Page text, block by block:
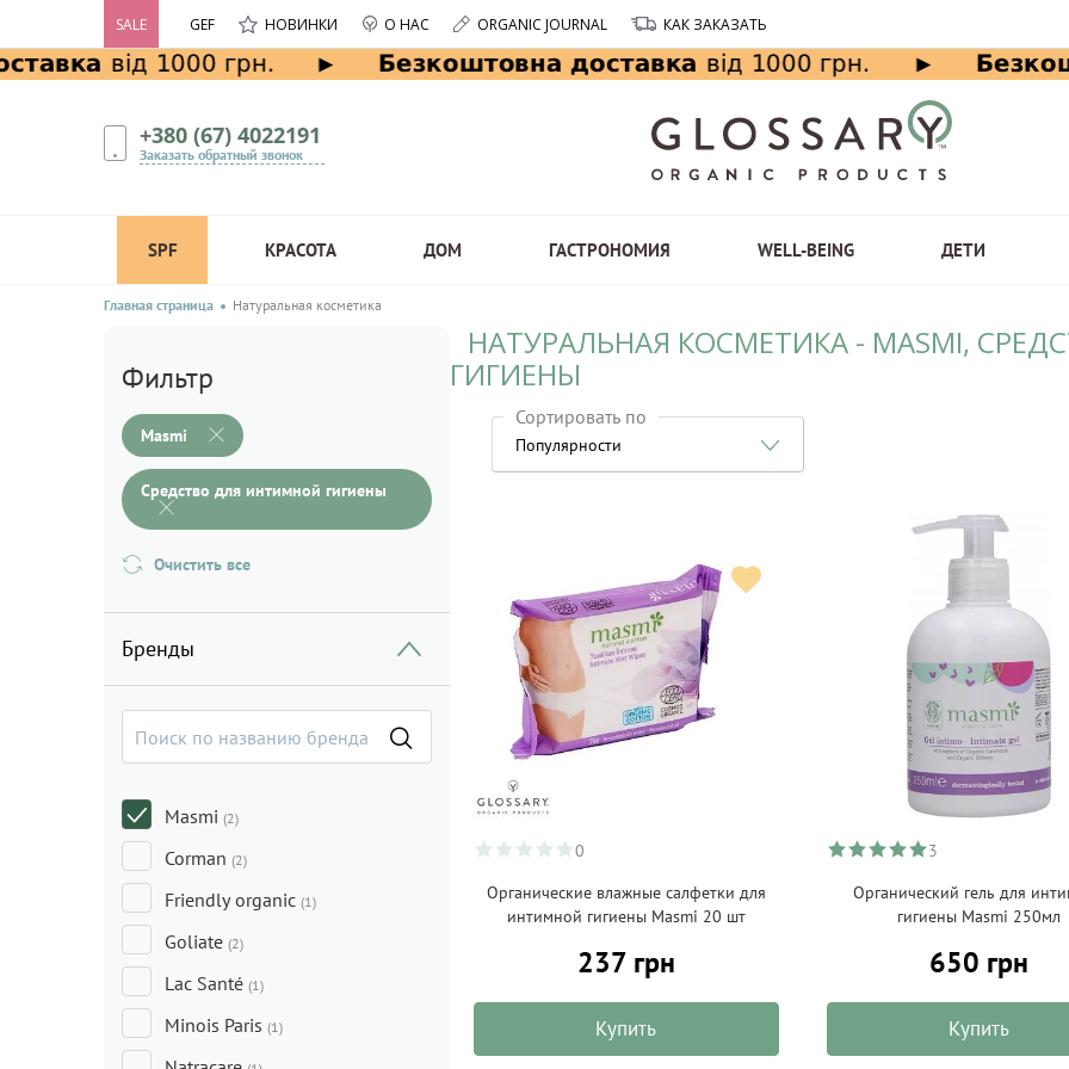
SALE GEF НОВИНКИ О НАС ORGANIC JOURNAL КАК ЗАКАЗАТЬ
+380 (67) 4022191
Заказать обратный звонок
SPF КРАСОТА ДОМ ГАСТРОНОМИЯ WELL-BEING ДЕТИ
Главная страница Натуральная косметика
Фильтр
Masmi
Средство для интимной гигиены
Очистить все
Бренды
Masmi (2)
Corman (2)
Friendly organic (1)
Goliate (2)
Lac Santé (1)
Minois Paris (1)
НАТУРАЛЬНАЯ КОСМЕТИКА - MASMI,
ГИГИЕНЫ
Сортировать по
Популярности
0
Органические влажные салфетки для
интимной гигиены Masmi 20 шт
237 грн
Купить
3
Органический гель для
гигиены Masmi 250мл
650 грн
Купить